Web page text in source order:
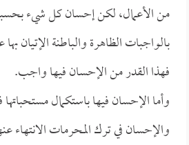
من الأعمال، لكن إحسان كل شيء
بالواجبات الظاهرة والباطنة الإتيان
فهذا القدر من الإحسان فيها واجب.
وأما الإحسان فيها باستكمال
والإحسان في ترك المحرمات الانتهاء